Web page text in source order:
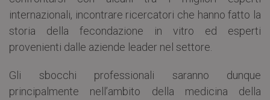
internazionali, incontrare ricercatori che hanno fatto la
storia della fecondazione in vitro ed esperti
provenienti dalle aziende leader nel settore.
Gli sbocchi professionali saranno dunque
principalmente nell’ambito della medicina della